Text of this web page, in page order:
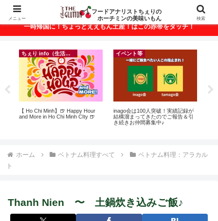
ベトナム・ホーチミンの美味いもんが満載！
一時帰国に！ちょっとええもん土産！はこの赤帯をタッチ！
ちぇり info（生活情報）
【 Ho Chi Minh】🍺 Happy Hour
and More in Ho Chi Minh CIty 🍺
イベント等
inago会は100人突破！実績記録が
結構溜まってきたのでご報告＆引
き続きお仲間募集中♪
ホーム ベトナム料理すべて
ベトナム料理：アラカル
ト
Thanh Nien 〜 土鍋炊き込みご飯♪
メニュー
フードアナリストちぇりの
ホーチミンの美味いもん
検索